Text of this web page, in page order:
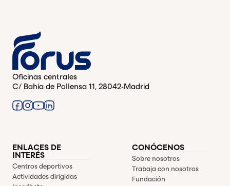
Oficinas centrales
C/ Bahía de Pollensa 11, 28042-Madrid
ENLACES DE
INTERÉS
Centros deportivos
Actividades dirigidas
CONÓCENOS
Sobre nosotros
Trabaja con nosotros
Fundación